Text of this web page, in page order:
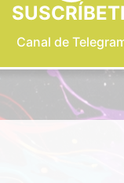
Canal de